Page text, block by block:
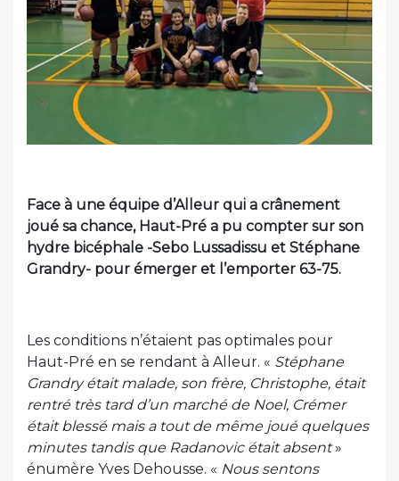
Face à une équipe d’Alleur qui a crânement
joué sa chance, Haut-Pré a pu compter sur son
hydre bicéphale -Sebo Lussadissu et Stéphane
Grandry- pour émerger et l’emporter 63-75.
Les conditions n’étaient pas optimales pour
Haut-Pré en se rendant à Alleur. « Stéphane
Grandry était malade, son frère, Christophe, était
rentré très tard d’un marché de Noel, Crémer
était blessé mais a tout de même joué quelques
minutes tandis que Radanovic était absent»
énumère Yves Dehousse. « Nous sentons